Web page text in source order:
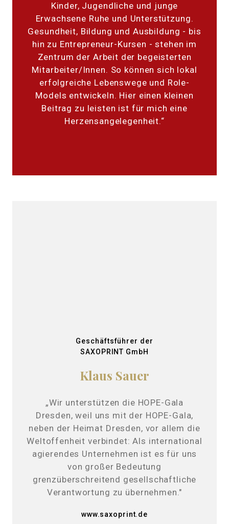
Kinder, Jugendliche und junge
Erwachsene Ruhe und Unterstützung.
Gesundheit, Bildung und Ausbildung - bis
hin zu Entrepreneur-Kursen - stehen im
Zentrum der Arbeit der begeisterten
Mitarbeiter/Innen. So können sich lokal
erfolgreiche Lebenswege und Role-
Models entwickeln. Hier einen kleinen
Beitrag zu leisten ist für mich eine
Herzensangelegenheit.“
Geschäftsführer der
SAXOPRINT GmbH
Klaus Sauer
„Wir unterstützen die HOPE-Gala
Dresden, weil uns mit der HOPE-Gala,
neben der Heimat Dresden, vor allem die
Weltoffenheit verbindet: Als international
agierendes Unternehmen ist es für uns
von großer Bedeutung
grenzüberschreitend gesellschaftliche
Verantwortung zu übernehmen."
www.saxoprint.de